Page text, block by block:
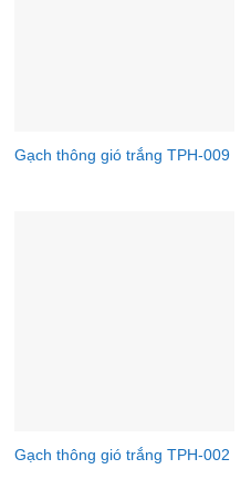
Gạch thông gió trắng TPH-009
Gạch thông gió trắng TPH-002